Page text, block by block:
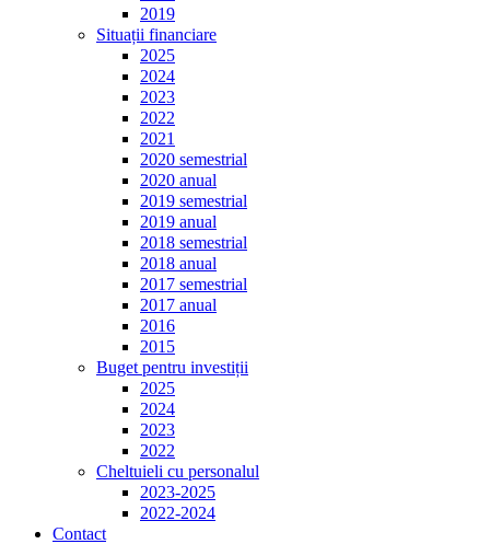
2019
Situații financiare
2025
2024
2023
2022
2021
2020 semestrial
2020 anual
2019 semestrial
2019 anual
2018 semestrial
2018 anual
2017 semestrial
2017 anual
2016
2015
Buget pentru investiții
2025
2024
2023
2022
Cheltuieli cu personalul
2023-2025
2022-2024
Contact